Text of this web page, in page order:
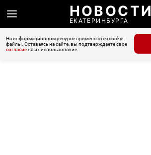
НОВОСТИ
ЕКАТЕРИНБУРГА
На информационном ресурсе применяются cookie-
файлы. Оставаясь на сайте, вы подтверждаете свое
согласиена их использование.